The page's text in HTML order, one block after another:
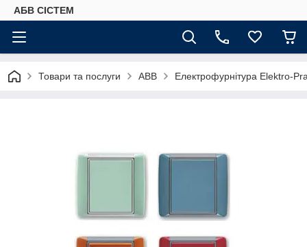
АБВ СІСТЕМ
Товари та послуги ABB Електрофурнітура Elektro-